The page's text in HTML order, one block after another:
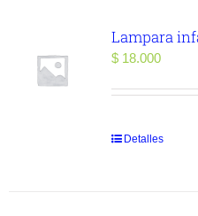
Lampara
$18.000
Detalles